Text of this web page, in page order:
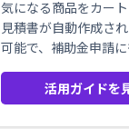
気になる商品をカー
見積書が自動作成さ
可能で、補助金申請
活用ガイドを